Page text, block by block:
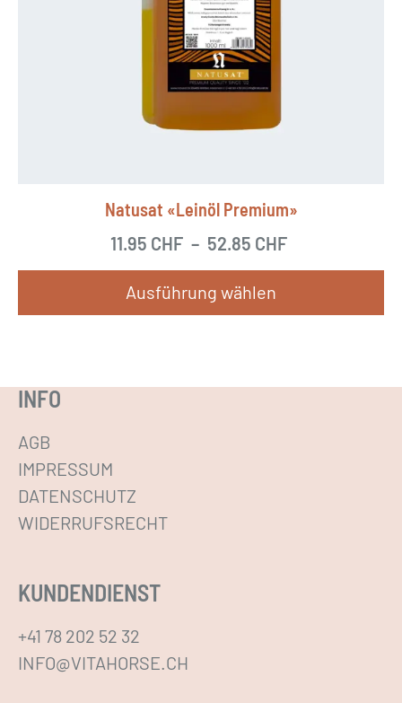
Natusat «Leinöl Premium»
11.95 CHF – 52.85 CHF
Ausführung wählen
e
INFO
AGB
IMPRESSUM
DATENSCHUTZ
WIDERRUFSRECHT
KUNDENDIENST
+41 78 202 52 32
INFO@VITAHORSE.CH